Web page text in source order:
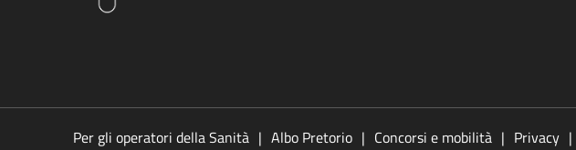
Per gli operatori della Sanità Albo Pretorio Concorsi e mobilità Privacy